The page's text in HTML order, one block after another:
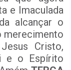
e Imaculada
alcançar o
merecimento
Cristo,
e o Espírito